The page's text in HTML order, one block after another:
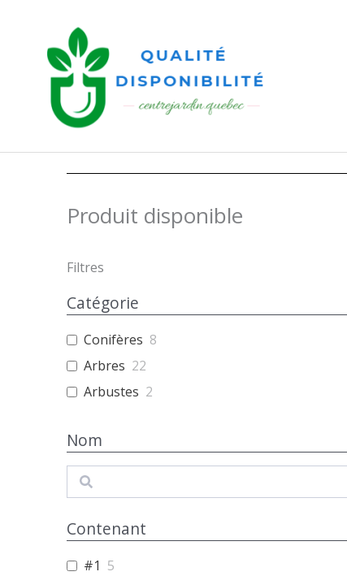
contenu
Produit disponible
Filtres
Catégorie
Conifères 8
Arbres 22
Arbustes 2
Nom
Search
Contenant
#1 5